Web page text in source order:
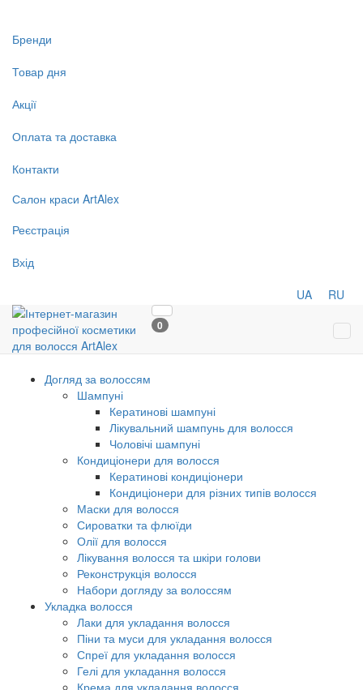
Бренди
Товар дня
Акції
Оплата та доставка
Контакти
Салон краси ArtAlex
Реєстрація
Вхід
UA RU
0
Догляд за волоссям
Шампуні
Кератинові шампуні
Лікувальний шампунь для волосся
Чоловічі шампуні
Кондиціонери для волосся
Кератинові кондиціонери
Кондиціонери для різних типів волосся
Маски для волосся
Сироватки та флюїди
Олії для волосся
Лікування волосся та шкіри голови
Реконструкція волосся
Набори догляду за волоссям
Укладка волосся
Лаки для укладання волосся
Піни та муси для укладання волосся
Спреї для укладання волосся
Гелі для укладання волосся
Крема для укладання волосся